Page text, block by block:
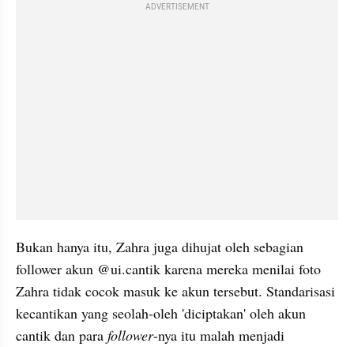
ADVERTISEMENT
Bukan hanya itu, Zahra juga dihujat oleh sebagian
follower akun @ui.cantik karena mereka menilai foto
Zahra tidak cocok masuk ke akun tersebut. Standarisasi
kecantikan yang seolah-oleh 'diciptakan' oleh akun
cantik dan para follower-nya itu malah menjadi